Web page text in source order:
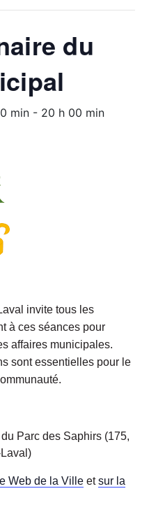
du
min - 20 h 00 min
invite tous les
à ces séances pour
affaires municipales.
sont essentielles pour le
Parc des Saphirs (175,
Web de la Ville etsur la